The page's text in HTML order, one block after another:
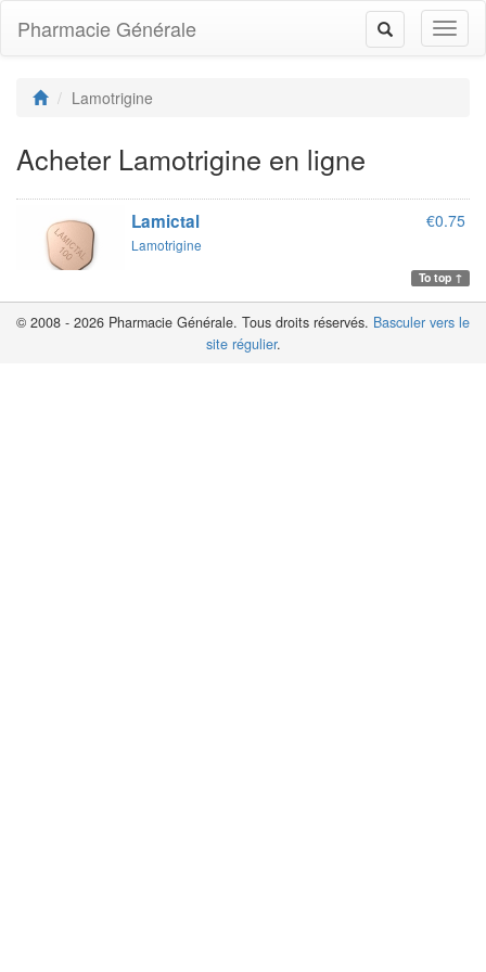
Toggle
navigation
Pharmacie Générale
Lamotrigine
Acheter Lamotrigine en ligne
Lamictal
Lamotrigine
€0.75
To top ↑
© 2008 - 2026 Pharmacie Générale. Tous droits réservés. Basculer vers le
site régulier.